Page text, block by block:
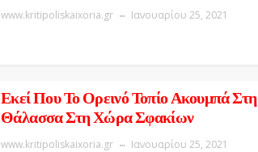
www.kritipoliskaixoria.gr Ιανουαρίου 25, 2021
Εκεί Που Το Ορεινό Τοπίο Ακουμπά Στη
Θάλασσα Στη Χώρα Σφακίων
www.kritipoliskaixoria.gr Ιανουαρίου 25, 2021